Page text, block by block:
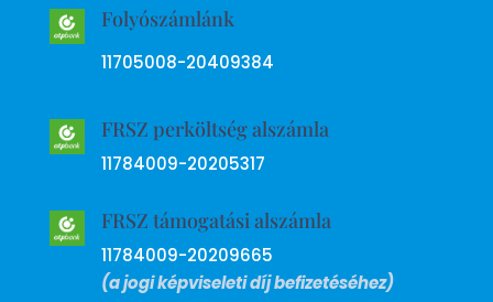
Folyószámlánk
11705008-20409384
FRSZ perköltség alszámla
11784009-20205317
FRSZ támogatási alszámla
11784009-20209665
(a jogi képviseleti díj befizetéséhez)